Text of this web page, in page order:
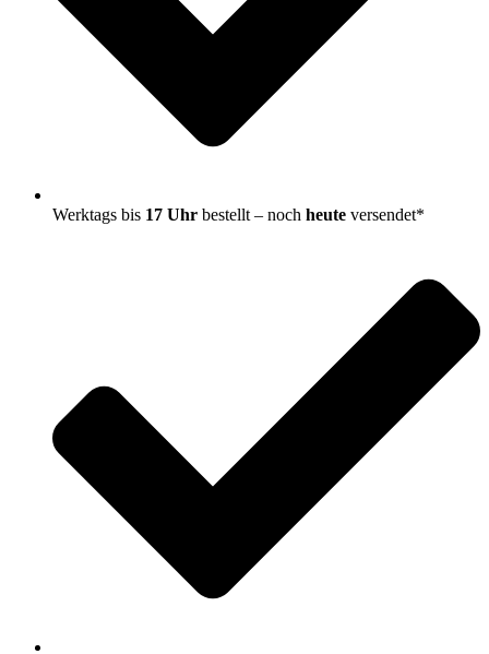
Werktags bis 17 Uhr bestellt – noch heute versendet*